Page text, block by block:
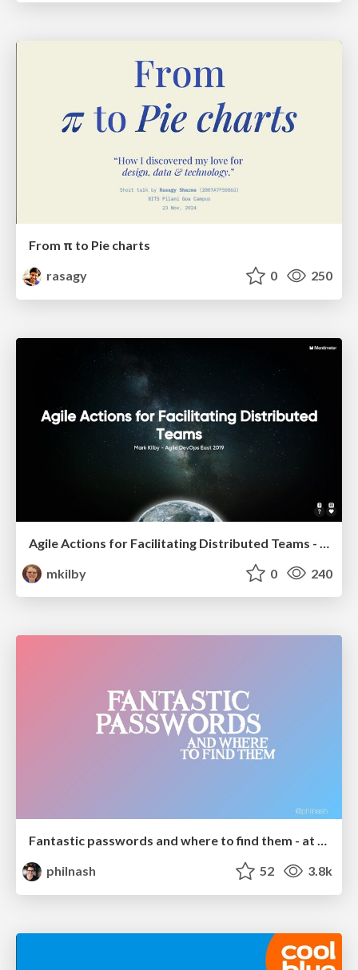
From π to Pie charts
rasagy
0 250
mkilby
0 240
Fantastic passwords and where to find them - at NoRuKo
philnash
52 3.8k